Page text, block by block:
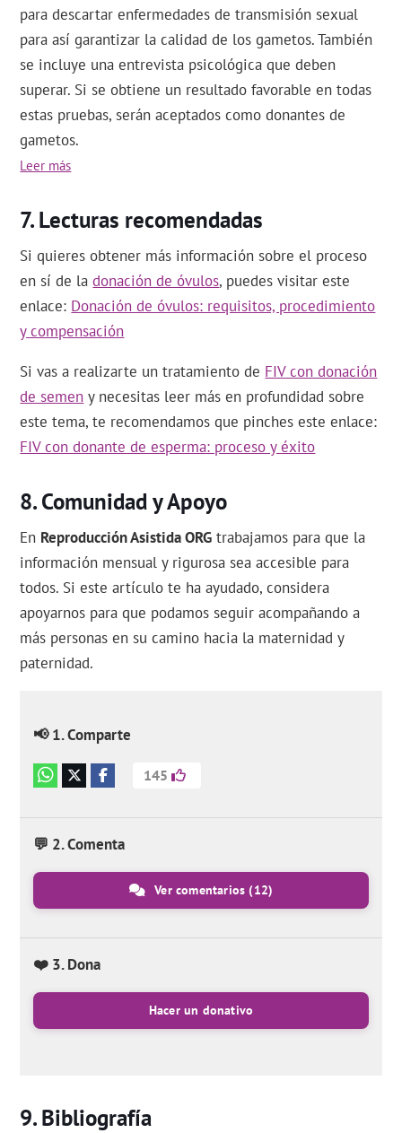
para descartar enfermedades de transmisión sexual
para así garantizar la calidad de los gametos. También
se incluye una entrevista psicológica que deben
superar. Si se obtiene un resultado favorable en todas
estas pruebas, serán aceptados como donantes de
gametos.
Leer más
Lecturas recomendadas
Si quieres obtener más información sobre el proceso
en sí de ladonación de óvulos, puedes visitar este
enlace: Donación de óvulos: requisitos, procedimiento
y compensación
Si vas a realizarte un tratamiento de FIV con donación
de semen y necesitas leer más en profundidad sobre
este tema, te recomendamos que pinches este enlace:
FIV con donante de esperma: proceso y éxito
Comunidad y Apoyo
En Reproducción Asistida ORG trabajamos para que la
información mensual y rigurosa sea accesible para
todos. Si este artículo te ha ayudado, considera
apoyarnos para que podamos seguir acompañando a
más personas en su camino hacia la maternidad y
paternidad.
📢 1. Comparte
145
💬 2. Comenta
Ver comentarios(12)
❤️ 3. Dona
Hacer un donativo
Bibliografía